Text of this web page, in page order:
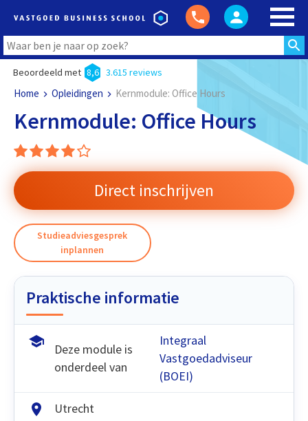
Beoordeeld met 8,6 3.615 reviews
Home Opleidingen Kernmodule: Office Hours
Kernmodule: Office Hours
Studieadviesgesprek
inplannen
Direct inschrijven
Praktische informatie
Deze module is
onderdeel van
Integraal
Vastgoedadviseur
(BOEI)
Utrecht